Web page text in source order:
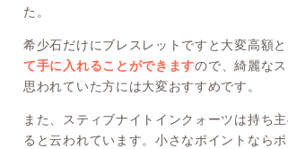
た。
希少石だけにブレスレットですと大変高額と
て手に入れることができますので、綺麗な
思われていた方には大変おすすめです。
また、スティブナイトインクォーツは持ち
ると云われています。小さなポイントなら